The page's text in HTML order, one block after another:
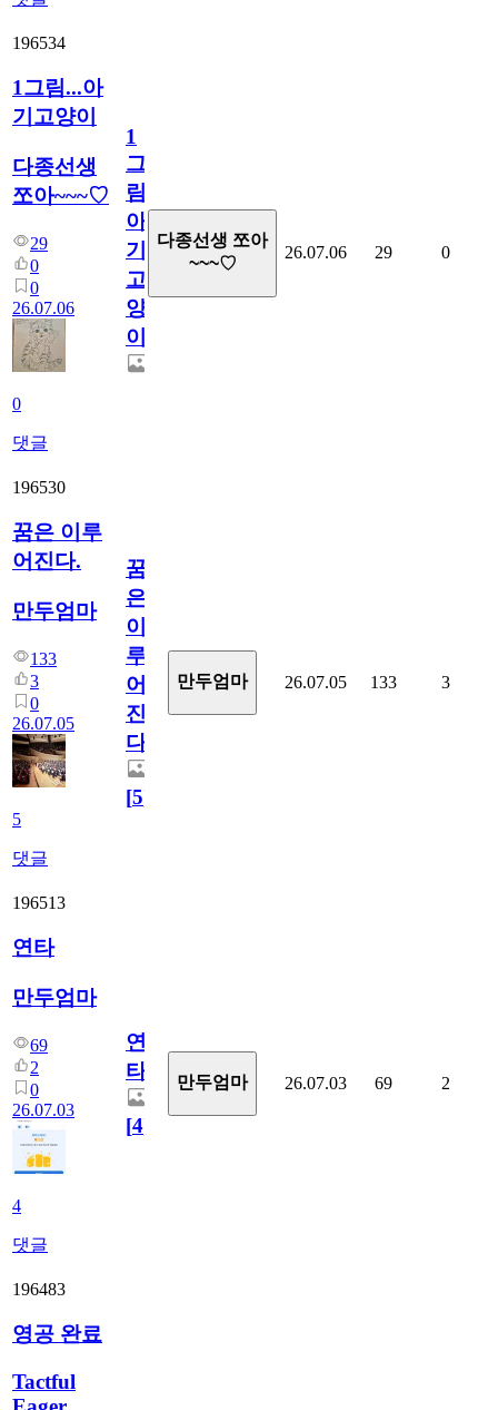
196534
1그림...아
기고양이
다종선생
쪼아~~~♡
29
0
0
26.07.06
0
댓글
1
그
림...
아
기
고
양
이
다종선생 쪼아
~~~♡
26.07.06 29 0
196530
꿈은 이루
어진다.
만두엄마
133
3
0
26.07.05
5
댓글
꿈
은
이
루
어
진
다.
[5]
만두엄마 26.07.05 133 3
196513
연타
만두엄마
69
2
0
26.07.03
4
댓글
연
타
[4]
만두엄마 26.07.03 69 2
196483
영공 완료
Tactful